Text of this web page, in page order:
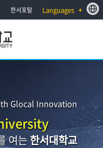
한서포탈 Languages
Glocal Innovation
여는한서대학교